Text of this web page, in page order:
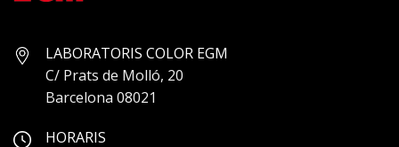
LABORATORIS COLOR EGM
C/ Prats de Molló, 20
Barcelona 08021
HORARIS